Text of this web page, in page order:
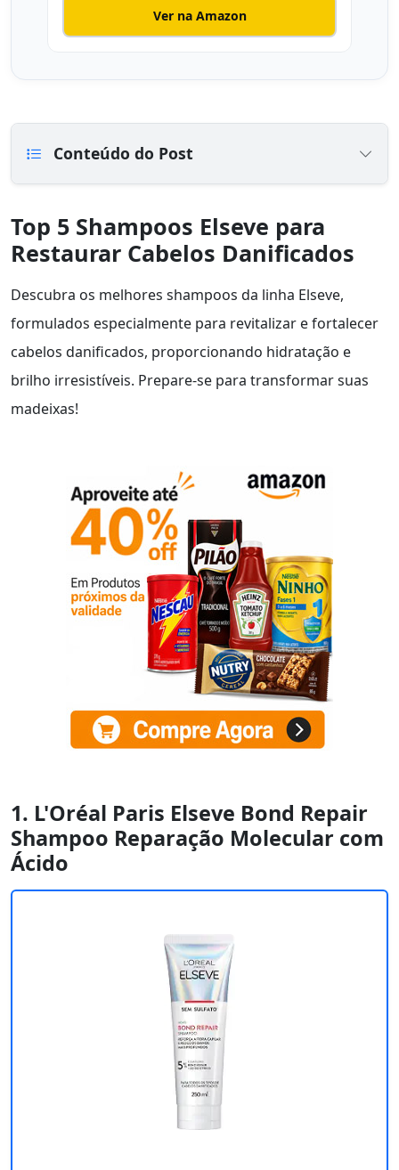
Ver na Amazon
Conteúdo do Post
Top 5 Shampoos Elseve para
Restaurar Cabelos Danificados
Descubra os melhores shampoos da linha Elseve,
formulados especialmente para revitalizar e fortalecer
cabelos danificados, proporcionando hidratação e
brilho irresistíveis. Prepare-se para transformar suas
madeixas!
1. L'Oréal Paris Elseve Bond Repair
Shampoo Reparação Molecular com
Ácido